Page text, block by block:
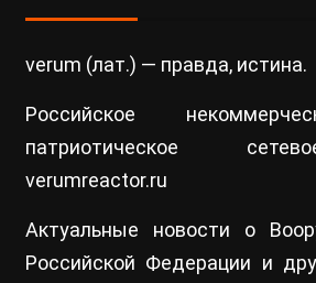
verum (лат.) — правда, истина.
Российское
патриотическое
verumreactor.ru
Актуальные новости о
Российской Федерации и